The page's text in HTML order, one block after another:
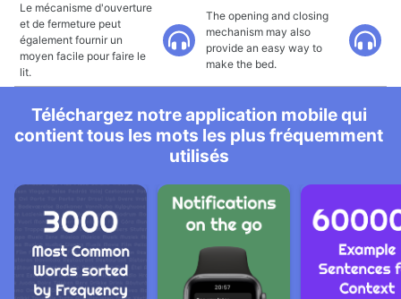
Le mécanisme d'ouverture
et de fermeture peut
également fournir un
moyen facile pour faire le
lit.
The opening and closing
mechanism may also
provide an easy way to
make the bed.
Téléchargez notre application mobile qui
contient tous les mots les plus fréquemment
utilisés